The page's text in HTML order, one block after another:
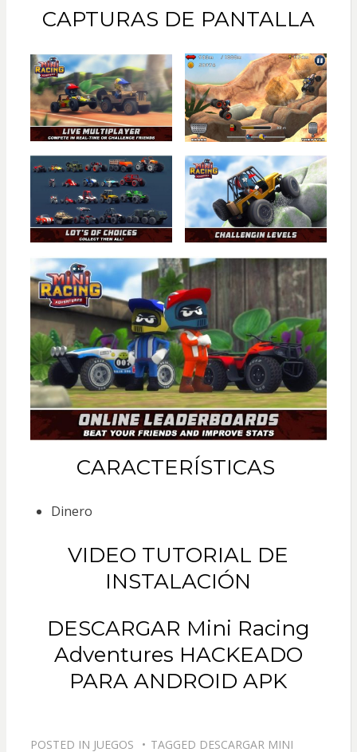
CAPTURAS DE PANTALLA
CARACTERÍSTICAS
Dinero
VIDEO TUTORIAL DE
INSTALACIÓN
DESCARGAR Mini Racing
Adventures HACKEADO
PARA ANDROID APK
POSTED IN JUEGOS TAGGED DESCARGAR MINI